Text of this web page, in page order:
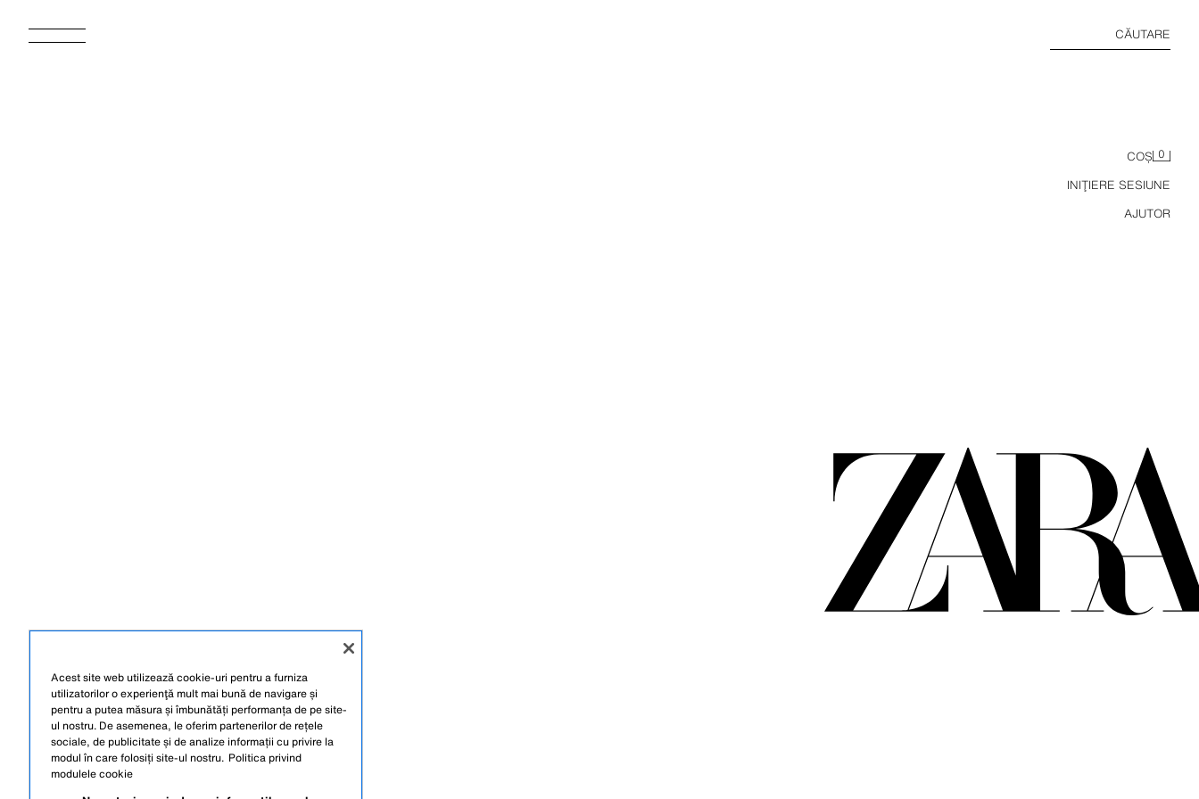
CĂUTARE
COȘ 0
INIŢIERE SESIUNE
AJUTOR
Acest site web utilizează cookie-uri pentru a furniza
utilizatorilor o experienţă mult mai bună de navigare și
pentru a putea măsura și îmbunătăți performanța de pe site-
ul nostru. De asemenea, le oferim partenerilor de rețele
sociale, de publicitate și de analize informații cu privire la
modul în care folosiți site-ul nostru. Politica privind
modulele cookie